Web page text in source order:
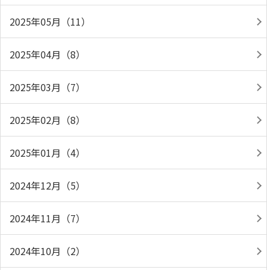
2025年05月（11）
2025年04月（8）
2025年03月（7）
2025年02月（8）
2025年01月（4）
2024年12月（5）
2024年11月（7）
2024年10月（2）